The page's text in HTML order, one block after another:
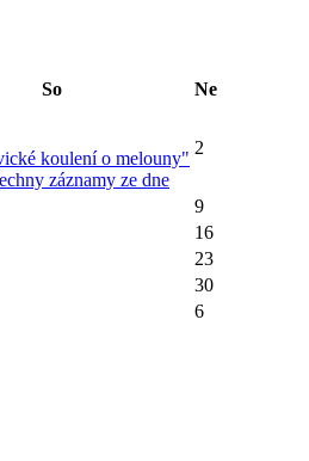
So Ne
koulení o melouny"
záznamy ze dne
2
9
16
23
30
6